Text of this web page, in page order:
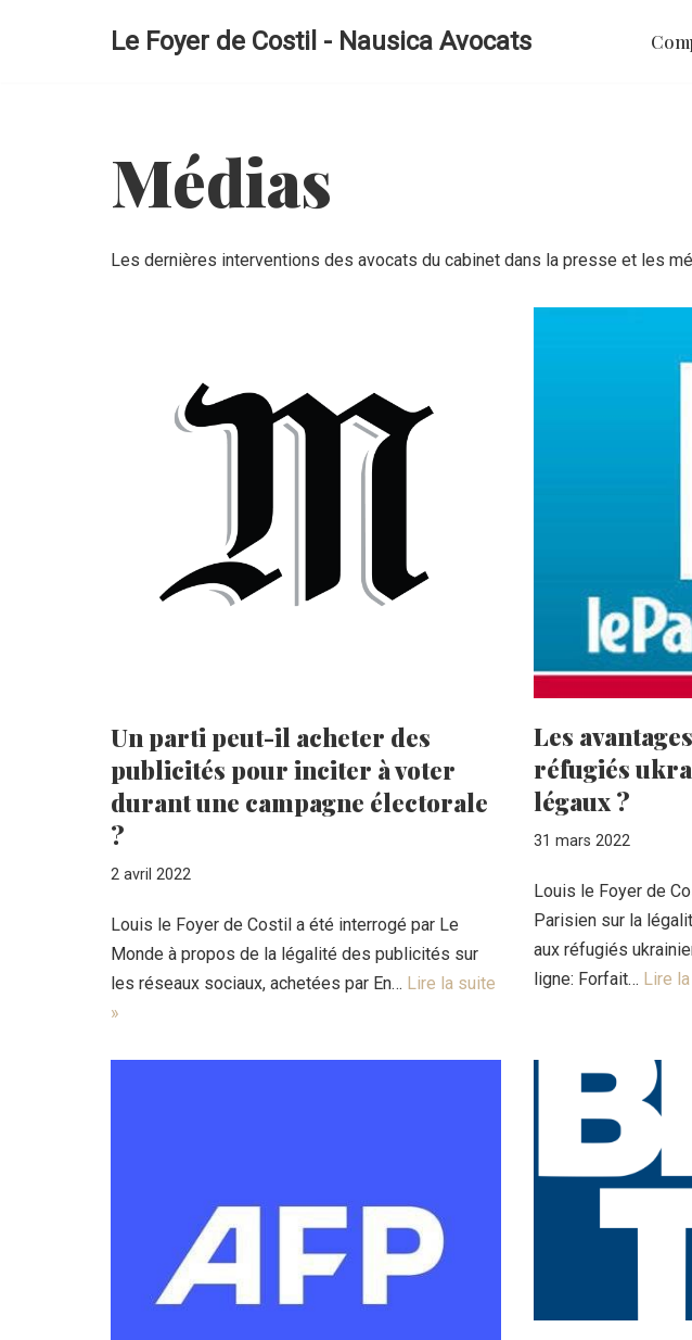
Le Foyer de Costil - Nausica Avocats
Médias
Les dernières interventions des avocats du cabinet dans la presse et les
Un parti peut-il acheter des
publicités pour inciter à voter
durant une campagne électorale
?
2 avril 2022
Louis le Foyer de Costil a été interrogé par Le
Monde à propos de la légalité des publicités sur
les réseaux sociaux, achetées par En… Lire la suite
»
Les
réfugiés
légaux ?
31 mars 2022
Louis le Foyer de
Parisien sur la
aux réfugiés
ligne: Forfait… Lire